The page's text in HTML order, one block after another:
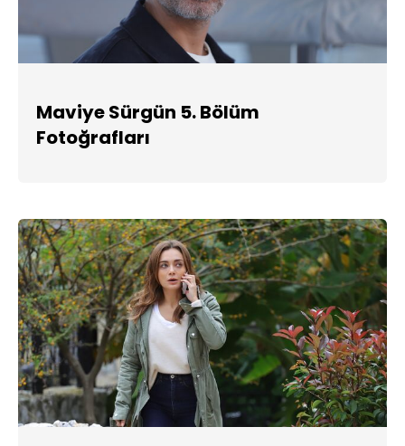
Maviye Sürgün 5. Bölüm
Fotoğrafları